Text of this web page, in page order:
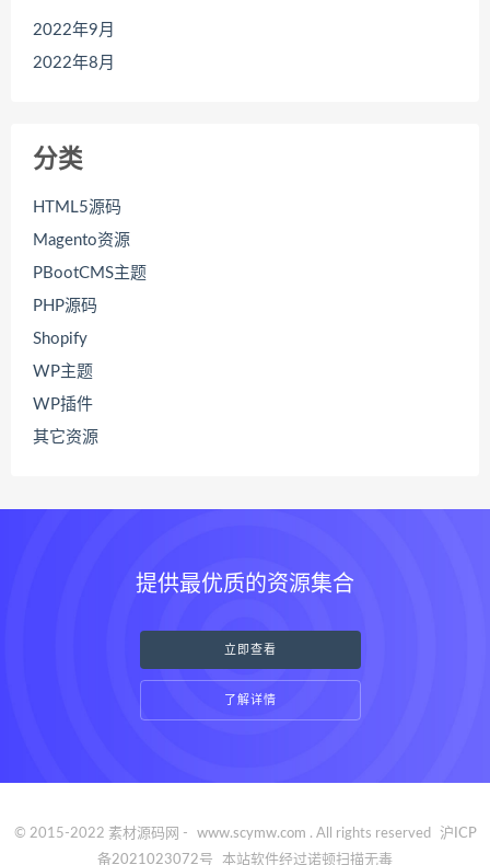
2022年9月
2022年8月
分类
HTML5源码
Magento资源
PBootCMS主题
PHP源码
Shopify
WP主题
WP插件
其它资源
提供最优质的资源集合
立即查看
了解详情
© 2015-2022 素材源码网 - www.scymw.com . All rights reserved
沪ICP
备2021023072号
本站软件经过诺顿扫描无毒